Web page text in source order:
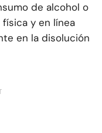
de alcohol o
y en línea
en la disolución